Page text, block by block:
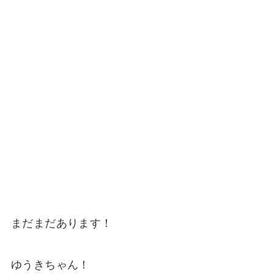
まだまだあります！
ゆうきちゃん！